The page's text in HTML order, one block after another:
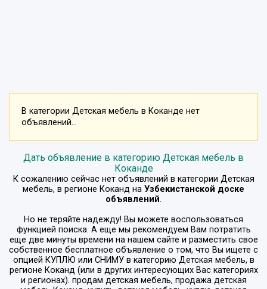
В категории Детская мебель в Коканде нет
объявлений...
Дать объявление в категорию Детская мебель в
Коканде
К сожалению сейчас нет объявлений в категории Детская
мебель, в регионе Коканд на Узбекистанской доске
объявлений.
Но не теряйте надежду! Вы можете воспользоваться
функцией поиска. А еще мы рекомендуем Вам потратить
еще две минуты времени на нашем сайте и разместить свое
собственное бесплатное объявление о том, что Вы ищете с
опцией КУПЛЮ или СНИМУв категорию Детская мебель, в
регионе Коканд (или в других интересующих Вас категориях
и регионах). продам детская мебель, продажа детская